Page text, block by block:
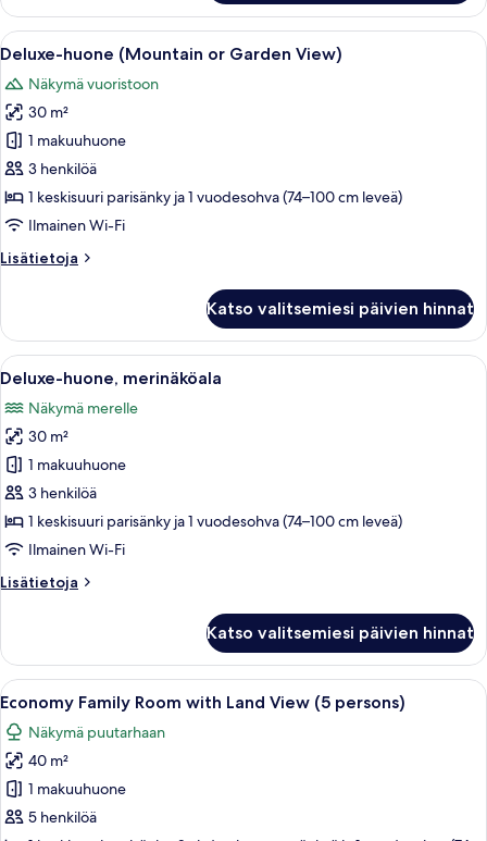
Room
with
Land
Avaa
kaikki
huonetyypin
Deluxe-
huone
(Mountain
or
Garden
kuvat
Moderni hotellihuone, jossa on
5
Deluxe-huone (Mountain or Garden View)
Näkymä vuoristoon
30 m²
1 makuuhuone
3 henkilöä
1 keskisuuri parisänky ja 1 vuodesohva (74–100 cm leveä)
Ilmainen Wi-Fi
Lisätietoja
Lisätietoja
(Mountain
or
Garden
Katso valitsemiesi päivien hinnat
Avaa
kaikki
huonetyypin
Deluxe-
huone,
merinäköala
kuvat
Hotellihuone, jossa on sänky,
5
Deluxe-huone, merinäköala
Näkymä merelle
30 m²
1 makuuhuone
3 henkilöä
1 keskisuuri parisänky ja 1 vuodesohva (74–100 cm leveä)
Ilmainen Wi-Fi
Lisätietoja
Lisätietoja
merinäköala
Katso valitsemiesi päivien hinnat
Avaa
kaikki
huonetyypin
Economy
Family
Room
Economy Family Room with Land
4
Economy Family Room with Land View (5 persons)
Näkymä puutarhaan
40 m²
1 makuuhuone
5 henkilöä